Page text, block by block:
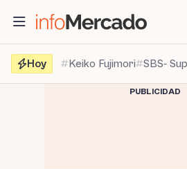
contenido
Hoy
Keiko Fujimori SBS-
PUBLICIDAD